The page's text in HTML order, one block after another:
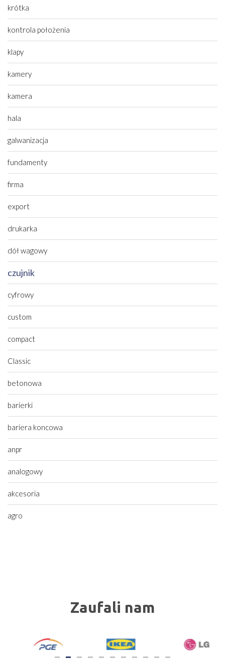
krótka
kontrola położenia
klapy
kamery
kamera
hala
galwanizacja
fundamenty
firma
export
drukarka
dół wagowy
czujnik
cyfrowy
custom
compact
Classic
betonowa
barierki
bariera koncowa
anpr
analogowy
akcesoria
agro
Zaufali nam